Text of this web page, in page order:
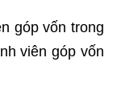
góp vốn trong
viên góp vốn